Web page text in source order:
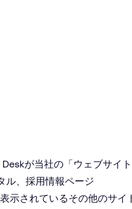
が当社の「ウェブサイト
ル、採用情報ページ
示されているその他のサイ